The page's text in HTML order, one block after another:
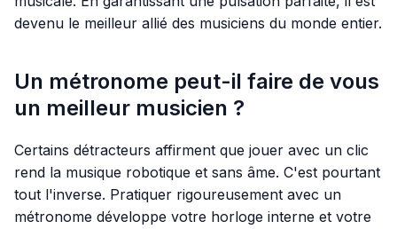
devenu le meilleur allié des musiciens du monde entier.
Un métronome peut-il faire de vous
un meilleur musicien ?
Certains détracteurs affirment que jouer avec un clic
rend la musique robotique et sans âme. C'est pourtant
tout l'inverse. Pratiquer rigoureusement avec un
métronome développe votre horloge interne et votre